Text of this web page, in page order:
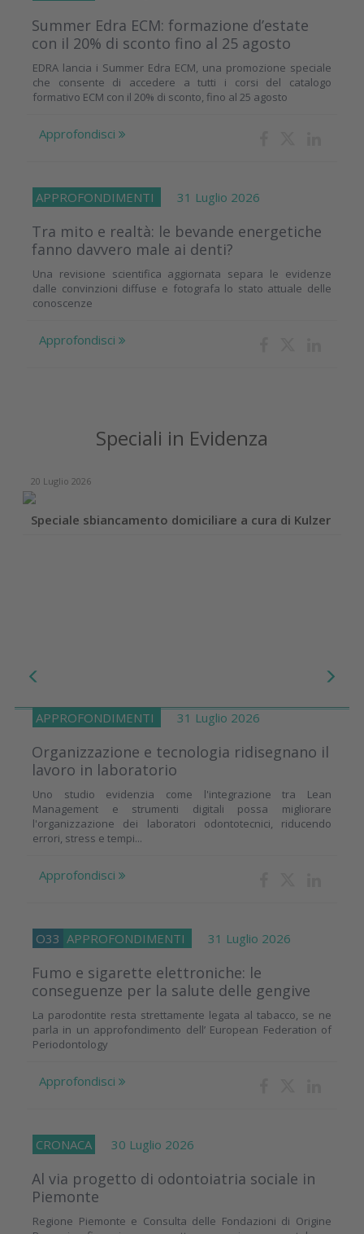
Summer Edra ECM: formazione d’estate
con il 20% di sconto fino al 25 agosto
EDRA lancia i Summer Edra ECM, una promozione speciale
che consente di accedere a tutti i corsi del catalogo
formativo ECM con il 20% di sconto, fino al 25 agosto
Approfondisci
APPROFONDIMENTI 31 Luglio 2026
Tra mito e realtà: le bevande energetiche
fanno davvero male ai denti?
Una revisione scientifica aggiornata separa le evidenze
dalle convinzioni diffuse e fotografa lo stato attuale delle
conoscenze
Approfondisci
Speciali in Evidenza
20 Luglio 2026
Speciale sbiancamento domiciliare a cura di Kulzer
APPROFONDIMENTI 31 Luglio 2026
Organizzazione e tecnologia ridisegnano il
lavoro in laboratorio
Uno studio evidenzia come l'integrazione tra Lean
Management e strumenti digitali possa migliorare
l'organizzazione dei laboratori odontotecnici, riducendo
errori, stress e tempi...
Approfondisci
O33 APPROFONDIMENTI 31 Luglio 2026
Fumo e sigarette elettroniche: le
conseguenze per la salute delle gengive
La parodontite resta strettamente legata al tabacco, se ne
parla in un approfondimento dell’ European Federation of
Periodontology
Approfondisci
CRONACA 30 Luglio 2026
Al via progetto di odontoiatria sociale in
Piemonte
Regione Piemonte e Consulta delle Fondazioni di Origine